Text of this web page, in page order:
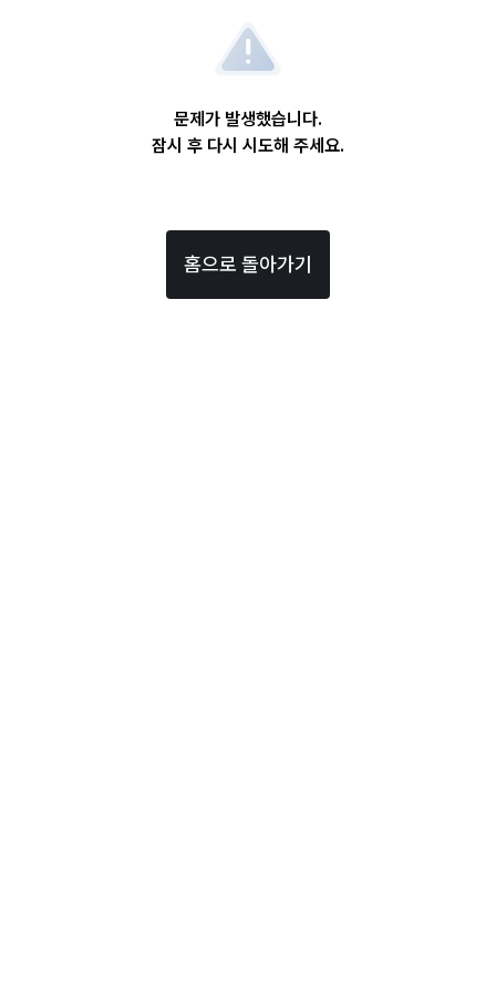
문제가 발생했습니다.
잠시 후 다시 시도해 주세요.
홈으로 돌아가기